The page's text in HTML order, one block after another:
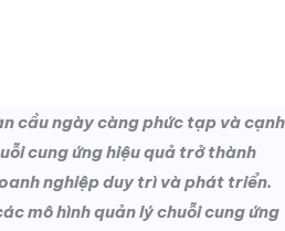
cầu ngày càng phức tạp và cạnh
cung ứng hiệu quả trở thành
nghiệp duy trì và phát triển.
mô hình quản lý chuỗi cung ứng